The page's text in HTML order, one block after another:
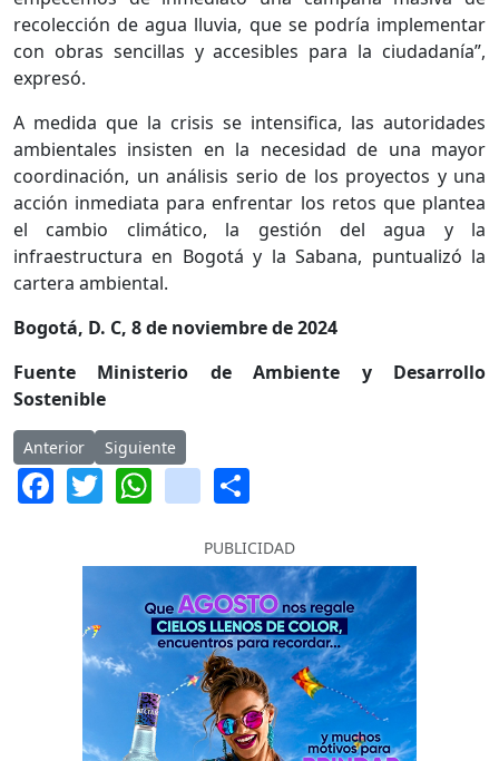
recolección de agua lluvia, que se podría implementar
con obras sencillas y accesibles para la ciudadanía”,
expresó.
A medida que la crisis se intensifica, las autoridades
ambientales insisten en la necesidad de una mayor
coordinación, un análisis serio de los proyectos y una
acción inmediata para enfrentar los retos que plantea
el cambio climático, la gestión del agua y la
infraestructura en Bogotá y la Sabana, puntualizó la
cartera ambiental.
Bogotá, D. C, 8 de noviembre de 2024
Fuente Ministerio de Ambiente y Desarrollo
Sostenible
Artículo anterior: Racionamiento de agua en Bogotá continuará
Anterior Artículo siguiente: Concejo de Bogotá inicia
Siguiente
Facebook
Twitter
WhatsApp
instagram
PUBLICIDAD